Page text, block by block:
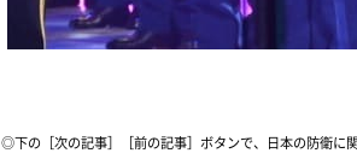
◎下の［次の記事］［前の記事］ボタンで、日本の防衛に